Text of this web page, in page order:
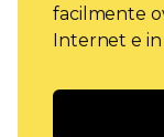
facilmente
Internet e